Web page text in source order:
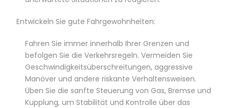
Entwickeln Sie gute Fahrgewohnheiten:
Fahren Sie immer innerhalb Ihrer Grenzen und
befolgen Sie die Verkehrsregeln. Vermeiden Sie
Geschwindigkeitsüberschreitungen, aggressive
Manöver und andere riskante Verhaltensweisen.
Üben Sie die sanfte Steuerung von Gas, Bremse und
Kupplung, um Stabilität und Kontrolle über das